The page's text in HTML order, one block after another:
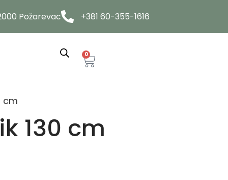
Požarevac +381 60-355-1616
0
cm
130 cm